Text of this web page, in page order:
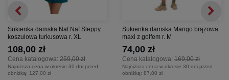
Sukienka damska Naf Naf Sleppy
koszulowa turkusowa r. XL
Cena katalogowa: 259,00 zł
108,00 zł
Najniższa cena w okresie 30 dni przed
obniżką: 127,00 zł
Sukienka damska Mango brązowa
maxi z golfem r. M
Cena katalogowa: 169,00 zł
74,00 zł
Najniższa cena w okresie 30 dni przed
obniżką: 87,00 zł